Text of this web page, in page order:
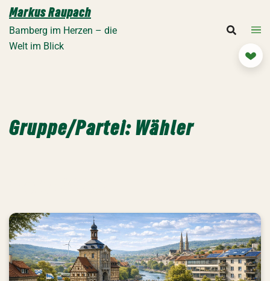
Zum
Inhalt
Markus Raupach
Bamberg im Herzen – die
Welt im Blick
Gruppe/Partei:Wähler